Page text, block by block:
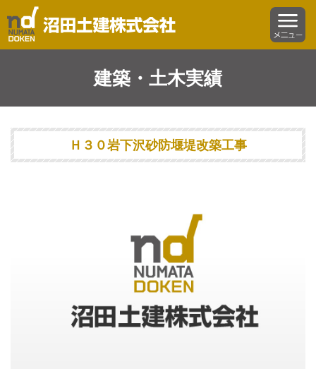
沼田土建株式会社 menu
建築・土木実績
Ｈ３０岩下沢砂防堰堤改築工事